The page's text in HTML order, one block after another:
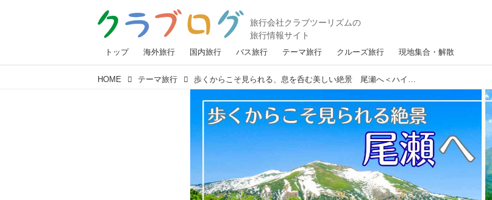
トップ 海外旅行 国内旅行 バス旅行 テーマ旅行 クルーズ旅行 現地集合・解散
HOME テーマ旅行 歩くからこそ見られる、息を呑む美しい絶景 尾瀬へ＜ハイキング・ウォーキングの旅＞